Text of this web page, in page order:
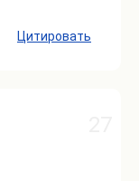
Цитировать